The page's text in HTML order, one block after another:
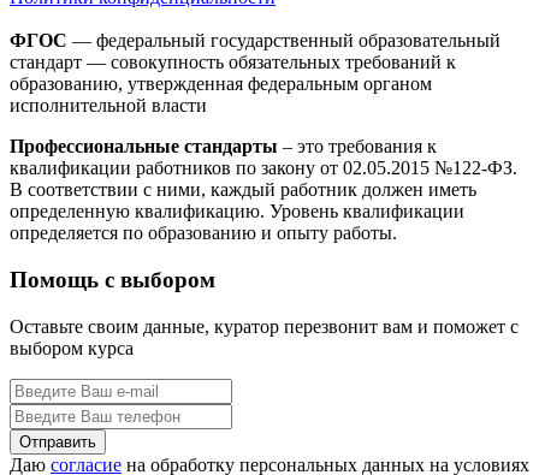
ФГОС — федеральный государственный образовательный
стандарт — совокупность обязательных требований к
образованию, утвержденная федеральным органом
исполнительной власти
Профессиональные стандарты – это требования к
квалификации работников по закону от 02.05.2015 №122-ФЗ.
В соответствии с ними, каждый работник должен иметь
определенную квалификацию. Уровень квалификации
определяется по образованию и опыту работы.
Помощь с выбором
Оставьте своим данные, куратор перезвонит вам и поможет с
выбором курса
Даю согласие на обработку персональных данных на условиях